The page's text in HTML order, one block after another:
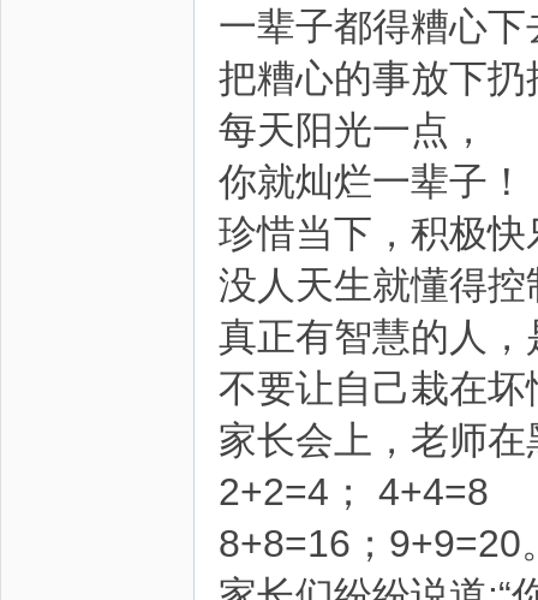
一辈子都得糟心下
把糟心的事放下扔
每天阳光一点，
你就灿烂一辈子！
珍惜当下，积极快
没人天生就懂得控
真正有智慧的人
不要让自己栽在坏
家长会上，老师
2+2=4； 4+4=8
8+8=16；9+9=20